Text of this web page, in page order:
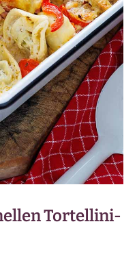
Tortellini-